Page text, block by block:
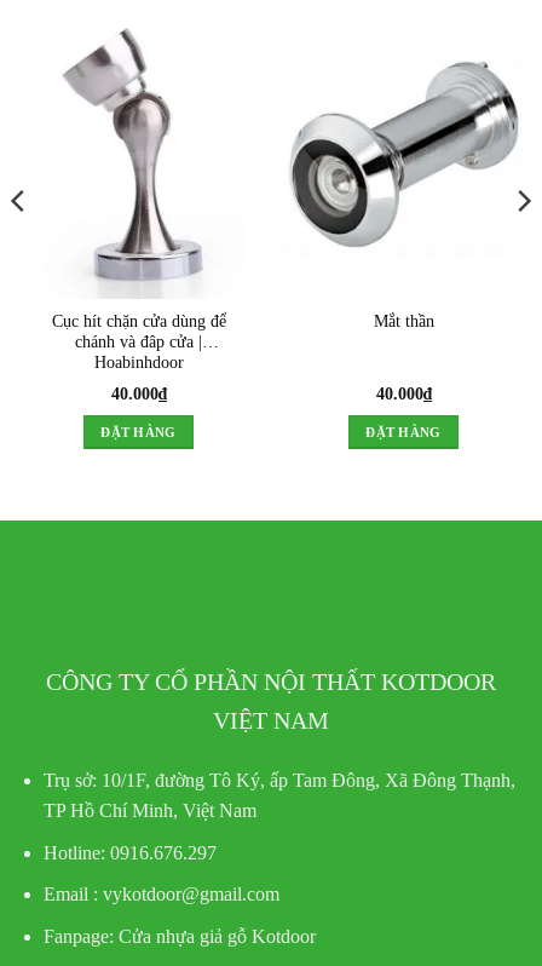
Cục hít chặn cửa dùng để
chánh và đâp cửa |
Hoabinhdoor
40.000₫
ĐẶT HÀNG
Mắt thần
40.000₫
ĐẶT HÀNG
CÔNG TY CỔ PHẦN NỘI THẤT KOTDOOR
VIỆT NAM
Trụ sở: 10/1F, đường Tô Ký, ấp Tam Đông, Xã Đông Thạnh,
TP Hồ Chí Minh, Việt Nam
Hotline: 0916.676.297
Email : vykotdoor@gmail.com
Fanpage: Cửa nhựa giả gỗ Kotdoor